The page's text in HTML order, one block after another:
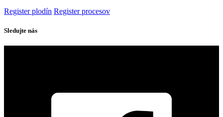
Register plodín Register procesov
Sledujte nás